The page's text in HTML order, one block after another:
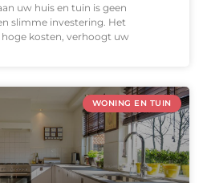
uw huis en tuin is geen
slimme investering. Het
kosten, verhoogt uw
WONING EN TUIN